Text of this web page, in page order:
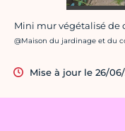
Mini mur végétalisé de
Crédit photo :
@Maison du jardinage et du
Mise à jour le 26/